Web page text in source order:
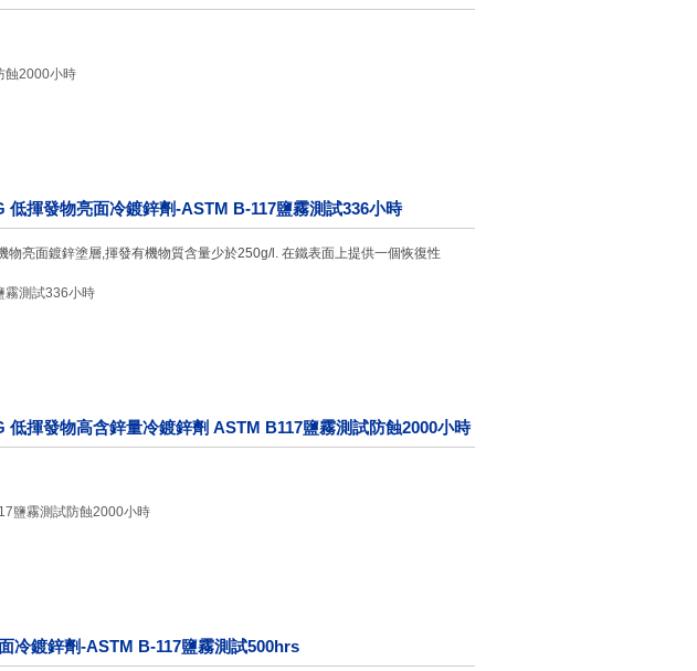
低揮發物亮面冷鍍鋅劑-ASTM B-117鹽霧測試336小時
物亮面鍍鋅塗層,揮發有機物質含量少於250g/l. 在鐵表面上提供一個恢復性
低揮發物高含鋅量冷鍍鋅劑 ASTM B117鹽霧測試防蝕2000小時
冷鍍鋅劑-ASTM B-117鹽霧測試500hrs